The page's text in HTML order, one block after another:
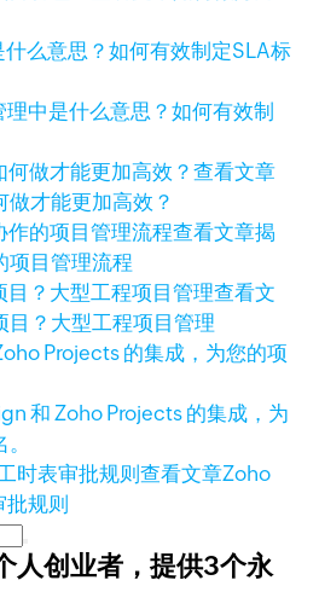
理中是什么意思？如何有效制
查看文章
做才能更加高效？
查看文章揭
项目管理流程
查看文
目？大型工程项目管理
和 Zoho Projects 的集成，为
查看文章Zoho
规则
人创业者，提供3个永